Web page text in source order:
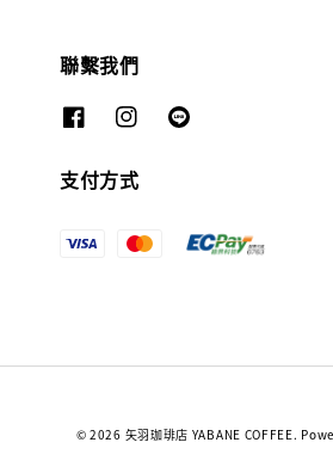
聯繫我們
支付方式
© 2026 矢羽珈琲店 YABANE COFFEE.